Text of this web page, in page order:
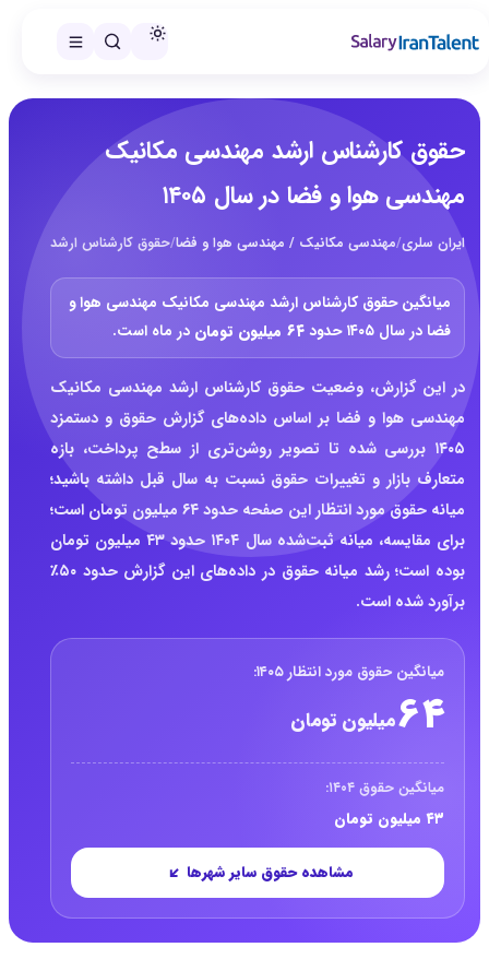
حقوق کارشناس ارشد مهندسی مکانیک
مهندسی هوا و فضا در سال ۱۴۰۵
ایران سلری/مهندسی مکانیک / مهندسی هوا و فضا/حقوق کارشناس ارشد مهندسی
میانگین حقوق کارشناس ارشد مهندسی مکانیک مهندسی هوا و
فضا در سال ۱۴۰۵ حدود
۶۴ میلیون تومان در ماه است.
در این گزارش، وضعیت حقوق کارشناس ارشد مهندسی مکانیک
مهندسی هوا و فضا بر اساس داده‌های گزارش حقوق و دستمزد
۱۴۰۵ بررسی شده تا تصویر روشن‌تری از سطح پرداخت، بازه
متعارف بازار و تغییرات حقوق نسبت به سال قبل داشته باشید؛
میانه حقوق مورد انتظار این صفحه حدود ۶۴ میلیون تومان است؛
برای مقایسه، میانه ثبت‌شده سال ۱۴۰۴ حدود ۴۳ میلیون تومان
بوده است؛ رشد میانه حقوق در داده‌های این گزارش حدود ۵۰٪
برآورد شده است.
خلاصه حقوق کارشناس ارشد مهندسی
میانگین حقوق مورد انتظار ۱۴۰۵:
۶۴میلیون تومان
میانگین حقوق ۱۴۰۴:
۴۳ میلیون تومان
مشاهده حقوق سایر شهرها